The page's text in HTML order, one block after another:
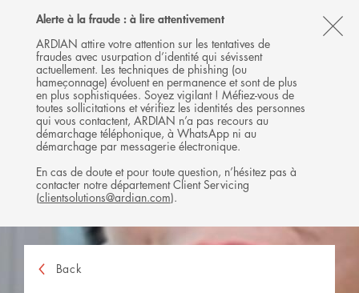
Alerte à la fraude : à lire attentivement
ARDIAN attire votre attention sur les tentatives de
fraudes avec usurpation d’identité qui sévissent
actuellement. Les techniques de phishing (ou
hameçonnage) évoluent en permanence et sont de plus
en plus sophistiquées. Soyez vigilant ! Méfiez-vous de
toutes sollicitations et vérifiez les identités des personnes
qui vous contactent, ARDIAN n’a pas recours au
démarchage téléphonique, à WhatsApp ni au
démarchage par messagerie électronique.
En cas de doute et pour toute question, n’hésitez pas à
contacter notre département Client Servicing
(clientsolutions@ardian.com).
Follow
Ardian
on
X
Follow
Ardian
on
LinkedIn
Follow
Ardian
on
YouTube
Ardian
on
Jobs
on
LinkedIn
MENU
Back